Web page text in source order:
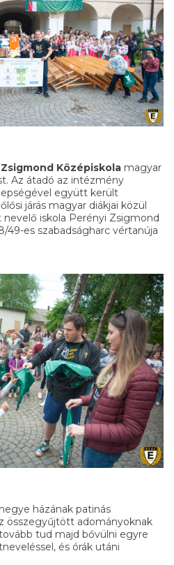
Középiskola magyar
Az átadó az intézmény
együtt került
járás magyar diákjai közül
iskola Perényi Zsigmond
49-es szabadságharc vértanúja
házának patinás
összegyűjtött adományoknak
tud majd bővülni egyre
és órák utáni